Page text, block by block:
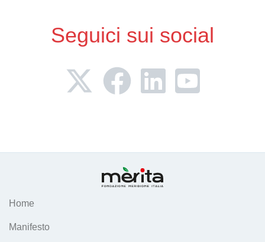
Seguici sui social
Home
Manifesto